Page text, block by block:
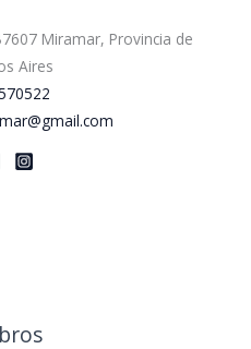
Miramar, Provincia de
Aires